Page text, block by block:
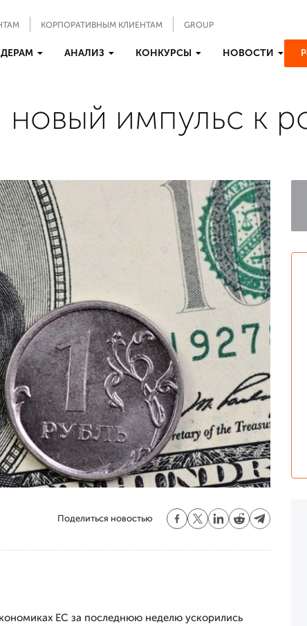
КОРПОРАТИВНЫМ КЛИЕНТАМ GROUP
АНАЛИЗ КОНКУРСЫ НОВОСТИ
импульс к
Поделиться новостью
ЕС за последнюю неделю ускорились